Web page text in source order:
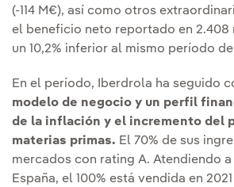
(-114 M€), así como otros
el beneficio neto reportado en 2.408
un 10,2% inferior al mismo período
En el período, Iberdrola ha seguido
modelo de negocio y un perfil
de la inflación y el incremento del
materias primas. El 70% de sus
mercados con rating A. Atendiendo
España, el 100% está vendida en